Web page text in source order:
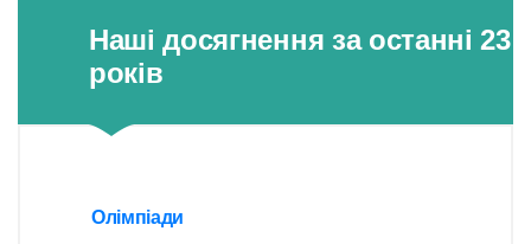
Наші досягнення за останні 23
років
Олімпіади